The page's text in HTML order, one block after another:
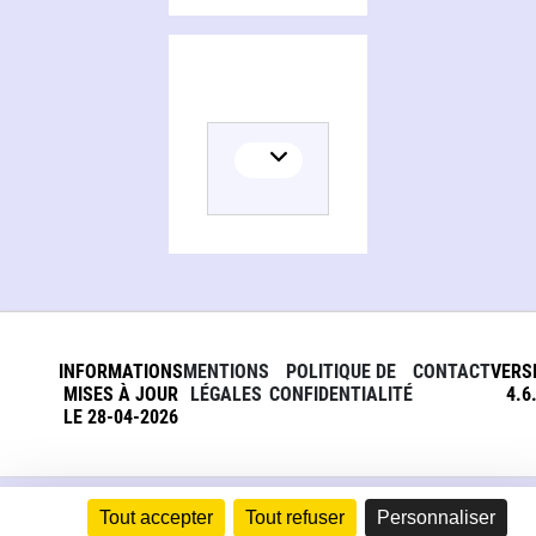
Tout accepter Tout refuser Personnaliser
INFORMATIONS
MISES À JOUR
LE 28-04-2026
MENTIONS
LÉGALES
POLITIQUE DE
CONFIDENTIALITÉ
CONTACT